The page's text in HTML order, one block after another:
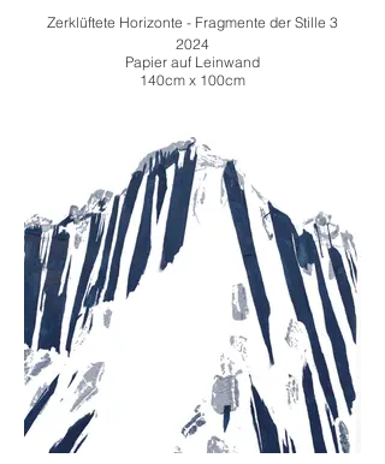
Zerklüftete Horizonte - Fragmente der Stille 3
2024
Papier auf Leinwand
140cm x 100cm